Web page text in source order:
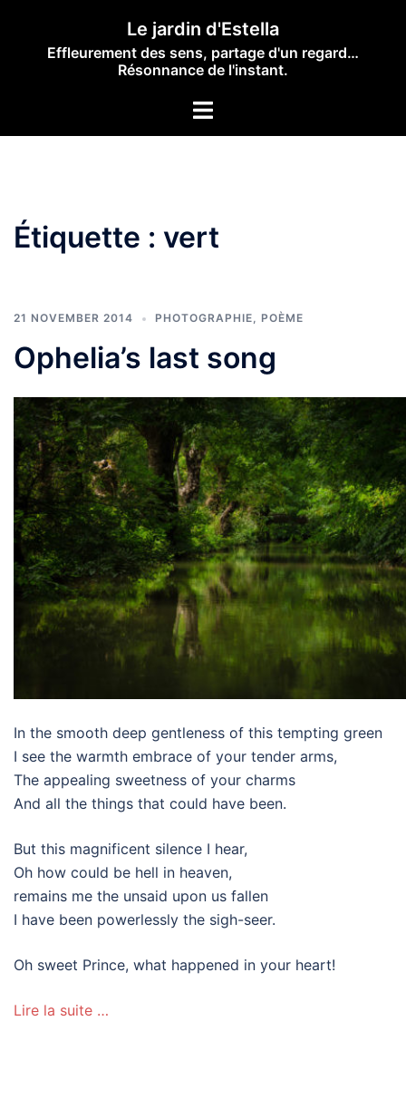
content
Le jardin d'Estella
Effleurement des sens, partage d'un regard…
Résonnance de l'instant.
Toggle
Étiquette : vert
21 NOVEMBER 2014 PHOTOGRAPHIE, POÈME
Ophelia’s last song
In the smooth deep gentleness of this tempting green
I see the warmth embrace of your tender arms,
The appealing sweetness of your charms
And all the things that could have been.
But this magnificent silence I hear,
Oh how could be hell in heaven,
remains me the unsaid upon us fallen
I have been powerlessly the sigh-seer.
Oh sweet Prince, what happened in your heart!
Lire la suite …